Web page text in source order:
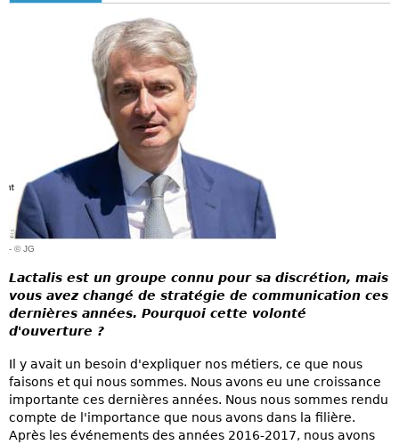
- © JG
Lactalis est un groupe connu pour sa discrétion, mais
vous avez changé de stratégie de communication ces
dernières années. Pourquoi cette volonté
d'ouverture ?
Il y avait un besoin d'expliquer nos métiers, ce que nous
faisons et qui nous sommes. Nous avons eu une croissance
importante ces dernières années. Nous nous sommes rendu
compte de l'importance que nous avons dans la filière.
Après les événements des années 2016-2017, nous avons